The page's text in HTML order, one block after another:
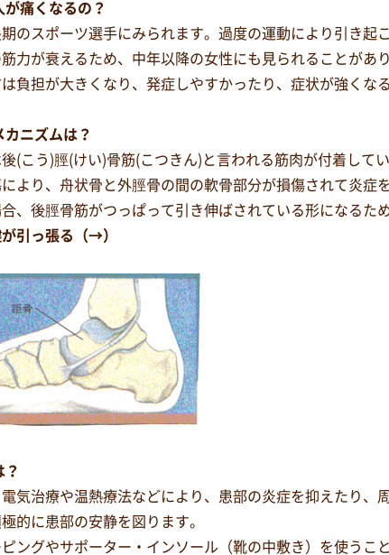
痛くなるの？
のスポーツ選手にみられます。過度の運動により引き起
力が衰えるため、中年以降の女性にも見られることがあり
負担が大きくなり、発症しやすかったり、症状が強くな
ニズムは？
(こう)脛(けい)骨筋(こつきん)と言われる筋肉が付着し
より、舟状骨と外脛骨の間の軟骨部分が損傷されて炎症
、後脛骨筋がつっぱって引き伸ばされている形になるた
引っ張る（→）
気治療や温熱療法などにより、患部の炎症を抑えたり
的に患部の安静を図ります。
ングやサポーター・インソール（靴の中敷き）を使うこ